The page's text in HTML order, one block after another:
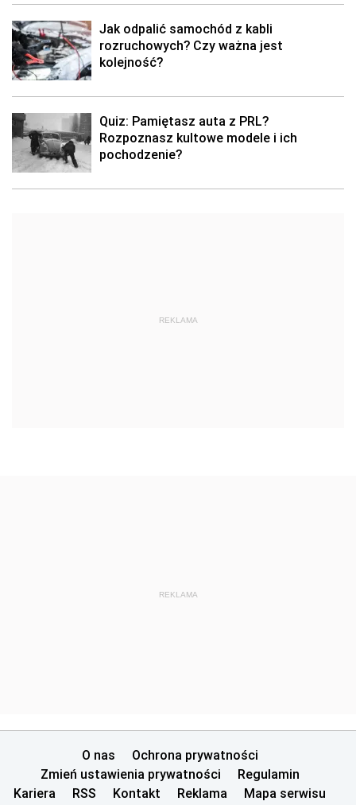
Jak odpalić samochód z kabli
rozruchowych? Czy ważna jest
kolejność?
Quiz: Pamiętasz auta z PRL?
Rozpoznasz kultowe modele i ich
pochodzenie?
REKLAMA
REKLAMA
O nas
Ochrona prywatności
Zmień ustawienia prywatności
Regulamin
Kariera
RSS Kontakt Reklama Mapa serwisu